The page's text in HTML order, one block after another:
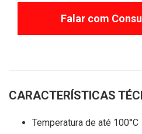
Falar com
CARACTERÍSTICAS
Temperatura de até 100°C